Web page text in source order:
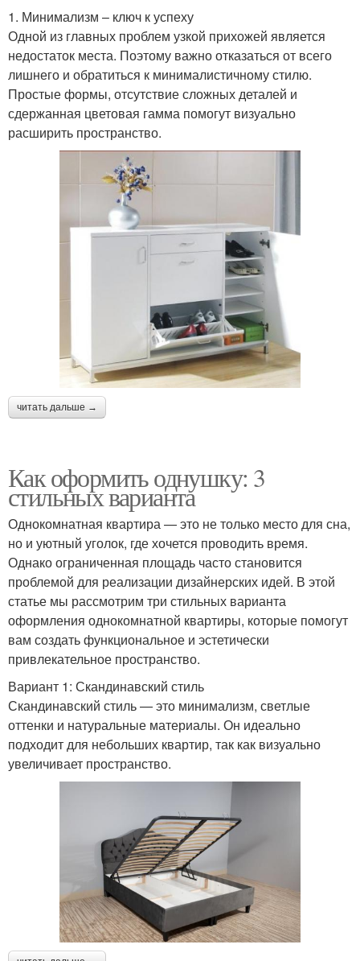
1. Минимализм – ключ к успеху
Одной из главных проблем узкой прихожей является
недостаток места. Поэтому важно отказаться от всего
лишнего и обратиться к минималистичному стилю.
Простые формы, отсутствие сложных деталей и
сдержанная цветовая гамма помогут визуально
расширить пространство.
читать дальше →
Как оформить однушку: 3
стильных варианта
Однокомнатная квартира — это не только место для сна,
но и уютный уголок, где хочется проводить время.
Однако ограниченная площадь часто становится
проблемой для реализации дизайнерских идей. В этой
статье мы рассмотрим три стильных варианта
оформления однокомнатной квартиры, которые помогут
вам создать функциональное и эстетически
привлекательное пространство.
Вариант 1: Скандинавский стиль
Скандинавский стиль — это минимализм, светлые
оттенки и натуральные материалы. Он идеально
подходит для небольших квартир, так как визуально
увеличивает пространство.